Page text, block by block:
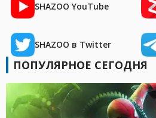
SHAZOO YouTube
SHAZOO в Twitter
ПОПУЛЯРНОЕ СЕГОДНЯ